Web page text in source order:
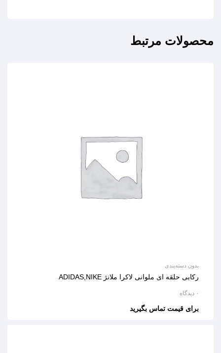
محصولات مرتبط
بدون دسته‌بندی
رکابی حلقه ای ملوانی لاکرا ملانژ ADIDAS,NIKE
۰ دیدگاه
برای قیمت تماس بگیرید